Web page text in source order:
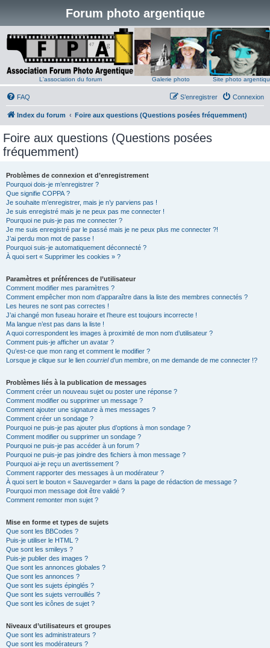
Forum photo argentique
L'association du forum Galerie photo Site photo
FAQ Connexion
S’enregistrer
Index du forum Foire aux questions (Questions posées fréquemment)
Foire aux questions (Questions posées
fréquemment)
Problèmes de connexion et d’enregistrement
Pourquoi dois-je m’enregistrer ?
Que signifie COPPA ?
Je souhaite m’enregistrer, mais je n’y parviens pas !
Je suis enregistré mais je ne peux pas me connecter !
Pourquoi ne puis-je pas me connecter ?
Je me suis enregistré par le passé mais je ne peux plus me connecter ?!
J’ai perdu mon mot de passe !
Pourquoi suis-je automatiquement déconnecté ?
À quoi sert « Supprimer les cookies » ?
Paramètres et préférences de l’utilisateur
Comment modifier mes paramètres ?
Comment empêcher mon nom d’apparaître dans la liste des membres connectés ?
Les heures ne sont pas correctes !
J’ai changé mon fuseau horaire et l’heure est toujours incorrecte !
Ma langue n’est pas dans la liste !
A quoi correspondent les images à proximité de mon nom d’utilisateur ?
Comment puis-je afficher un avatar ?
Qu’est-ce que mon rang et comment le modifier ?
Lorsque je clique sur le lien courrield’un membre, on me demande de me connecter !?
Problèmes liés à la publication de messages
Comment créer un nouveau sujet ou poster une réponse ?
Comment modifier ou supprimer un message ?
Comment ajouter une signature à mes messages ?
Comment créer un sondage ?
Pourquoi ne puis-je pas ajouter plus d’options à mon sondage ?
Comment modifier ou supprimer un sondage ?
Pourquoi ne puis-je pas accéder à un forum ?
Pourquoi ne puis-je pas joindre des fichiers à mon message ?
Pourquoi ai-je reçu un avertissement ?
Comment rapporter des messages à un modérateur ?
À quoi sert le bouton « Sauvegarder » dans la page de rédaction de message ?
Pourquoi mon message doit être validé ?
Comment remonter mon sujet ?
Mise en forme et types de sujets
Que sont les BBCodes ?
Puis-je utiliser le HTML ?
Que sont les smileys ?
Puis-je publier des images ?
Que sont les annonces globales ?
Que sont les annonces ?
Que sont les sujets épinglés ?
Que sont les sujets verrouillés ?
Que sont les icônes de sujet ?
Niveaux d’utilisateurs et groupes
Que sont les administrateurs ?
Que sont les modérateurs ?